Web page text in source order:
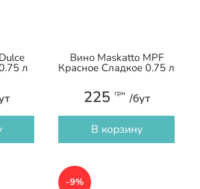
л
Вино Maskatto MPF
Красное Сладкое 0.75 л
225 грн /бут
В корзину
-9%